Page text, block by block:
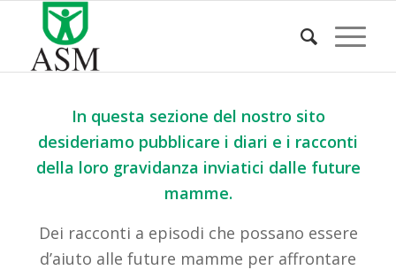
In questa sezione del nostro sito
desideriamo pubblicare i diari e i racconti
della loro gravidanza inviatici dalle future
mamme.
Dei racconti a episodi che possano essere
d’aiuto alle future mamme per affrontare